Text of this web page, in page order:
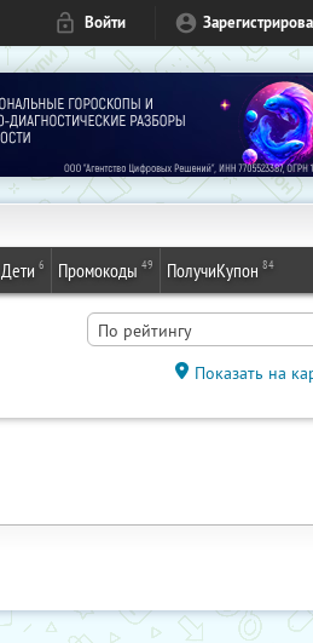
Войти
Дети 6 Промокоды 49 ПолучиКупон 84
По рейтингу
Показать на